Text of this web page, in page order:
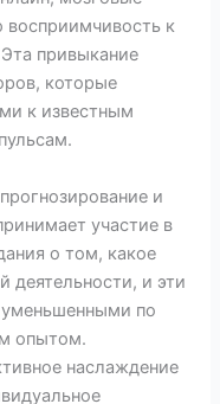
восприимчивость к
привыкание
которые
к известным
и
участие в
о том, какое
деятельности, и эти
уменьшенными по
опытом.
наслаждение